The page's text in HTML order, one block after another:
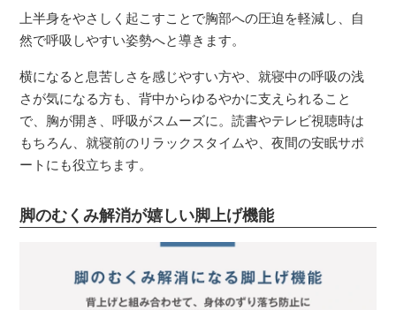
上半身をやさしく起こすことで胸部への圧迫を軽減し、自
然で呼吸しやすい姿勢へと導きます。
横になると息苦しさを感じやすい方や、就寝中の呼吸の浅
さが気になる方も、背中からゆるやかに支えられること
で、胸が開き、呼吸がスムーズに。読書やテレビ視聴時は
もちろん、就寝前のリラックスタイムや、夜間の安眠サポ
ートにも役立ちます。
脚のむくみ解消が嬉しい脚上げ機能